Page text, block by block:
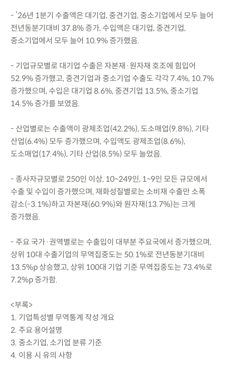
- ’26년 1분기 수출액은 대기업, 중견기업, 중소기업에서 모두 늘어
전년동분기대비 37.8% 증가, 수입액은 대기업, 중견기업,
중소기업에서 모두 늘어 10.9% 증가했음.
- 기업규모별로 대기업 수출은 자본재·원자재 호조에 힘입어
52.9% 증가했고, 중견기업과 중소기업 수출도 각각 7.4%, 10.7%
증가했으며, 수입은 대기업 8.6%, 중견기업 13.5%, 중소기업
14.5% 증가를 보였음.
- 산업별로는 수출액이 광제조업(42.2%), 도소매업(9.8%), 기타
산업(6.4%) 모두 증가했으며, 수입액도 광제조업(8.6%),
도소매업(17.4%), 기타 산업(8.5%) 모두 늘었음.
- 종사자규모별로 250인 이상, 10~249인, 1~9인 모든 규모에서
수출 및 수입이 증가했으며, 재화성질별로는 소비재 수출만 소폭
감소(-3.1%)하고 자본재(60.9%)와 원자재(13.7%)는 크게
증가했음.
- 주요 국가·권역별로는 수출입이 대부분 주요국에서 증가했으며,
상위 10대 수출기업의 무역집중도는 50.1%로 전년동분기대비
13.5%p 상승했고, 상위 100대 기업 기준 무역집중도는 73.4%로
7.2%p 증가함.
<부록>
1. 기업특성별 무역통계 작성 개요
2. 주요 용어설명
3. 중소기업, 소기업 분류 기준
4. 이용 시 유의 사항